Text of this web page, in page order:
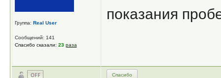
Группа: Real User
Сообщений: 141
Спасибо сказали: 23 раза
показания
Спасибо